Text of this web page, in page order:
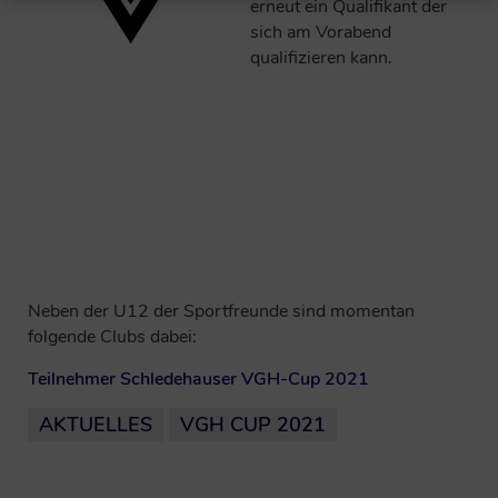
erneut ein Qualifikant der
sich am Vorabend
qualifizieren kann.
Neben der U12 der Sportfreunde sind momentan
folgende Clubs dabei:
Teilnehmer Schledehauser VGH-Cup 2021
AKTUELLES VGH CUP 2021